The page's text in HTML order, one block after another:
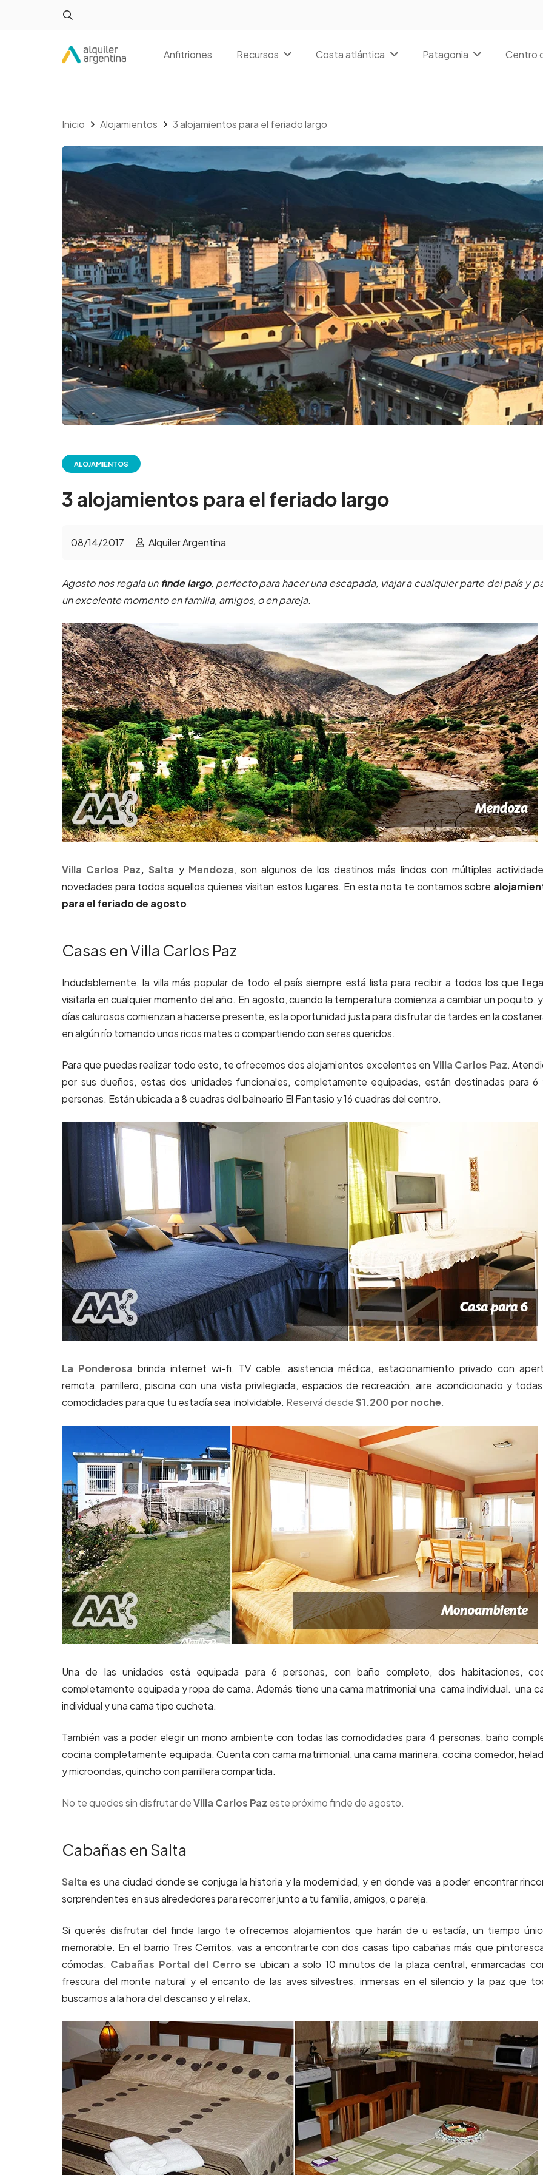
Anfitriones Recursos Costa atlántica Patagonia Centro
Inicio Alojamientos 3 alojamientos para el feriado largo
ALOJAMIENTOS
3 alojamientos para el feriado largo
08/14/2017 Alquiler Argentina
Agosto nos regala un finde largo, perfecto para hacer una escapada, viajar a cualquier parte del país y
un excelente momento en familia, amigos, o en pareja.
Villa Carlos Paz, Salta yMendoza, son algunos de los destinos más lindos con múltiples
novedades para todos aquellos quienes visitan estos lugares. En esta nota te contamos sobre
para el feriado de agosto.
Casas en Villa Carlos Paz
Indudablemente, la villa más popular de todo el país siempre está lista para recibir a todos los que
visitarla en cualquier momento del año. En agosto, cuando la temperatura comienza a cambiar un poquito,
días calurosos comienzan a hacerse presente, es la oportunidad justa para disfrutar de tardes en la
en algún río tomando unos ricos mates o compartiendo con seres queridos.
Para que puedas realizar todo esto, te ofrecemos dos alojamientos excelentes en Villa Carlos Paz.
por sus dueños, estas dos unidades funcionales, completamente equipadas, están destinadas para
personas. Están ubicada a 8 cuadras del balneario El Fantasio y 16 cuadras del centro.
La Ponderosa brinda internet wi-fi, TV cable, asistencia médica, estacionamiento privado con
remota, parrillero, piscina con una vista privilegiada, espacios de recreación, aire acondicionado y
comodidades para que tu estadía sea inolvidable. Reservá desde $1.200 por noche.
Una de las unidades está equipada para 6 personas, con baño completo, dos habitaciones,
completamente equipada y ropa de cama. Además tiene una cama matrimonial una cama individual. una
individual y una cama tipo cucheta.
También vas a poder elegir un mono ambiente con todas las comodidades para 4 personas, baño
cocina completamente equipada. Cuenta con cama matrimonial, una cama marinera, cocina comedor,
y microondas, quincho con parrillera compartida.
No te quedes sin disfrutar deVilla Carlos Paz este próximo finde de agosto.
Cabañas en Salta
Salta es una ciudad donde se conjuga la historia y la modernidad, y en donde vas a poder encontrar
sorprendentes en sus alrededores para recorrer junto a tu familia, amigos, o pareja.
Si querés disfrutar del finde largo te ofrecemos alojamientos que harán de u estadía, un tiempo
memorable. En el barrio Tres Cerritos, vas a encontrarte con dos casas tipo cabañas más que
cómodas. Cabañas Portal del Cerro se ubican a solo 10 minutos de la plaza central, enmarcadas
frescura del monte natural y el encanto de las aves silvestres, inmersas en el silencio y la paz que
buscamos a la hora del descanso y el relax.